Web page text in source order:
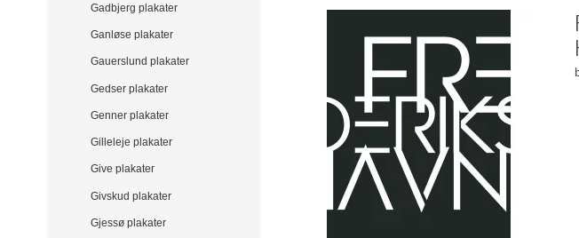
Gadbjerg plakater
Ganløse plakater
Gauerslund plakater
Gedser plakater
Genner plakater
Gilleleje plakater
Give plakater
Givskud plakater
Gjessø plakater